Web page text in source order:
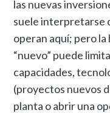
las nuevas
suele interpretarse
operan aquí; pero
“nuevo” puede
capacidades,
(proyectos nuevos
planta o abrir una